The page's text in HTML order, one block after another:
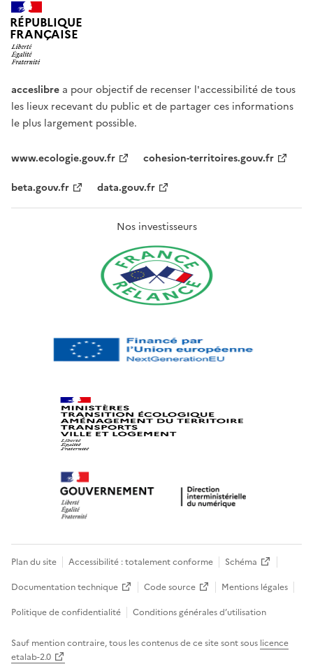
RÉPUBLIQUE
FRANÇAISE
acceslibre a pour objectif de recenser l'accessibilité de tous
les lieux recevant du public et de partager ces informations
le plus largement possible.
www.ecologie.gouv.fr
cohesion-territoires.gouv.fr
beta.gouv.fr
data.gouv.fr
Nos investisseurs
Plan du site Accessibilité : totalement conforme
Schéma
Documentation technique
Code source
Mentions légales
Politique de confidentialité
Conditions générales d’utilisation
Sauf mention contraire, tous les contenus de ce site sont sous licence
etalab-2.0